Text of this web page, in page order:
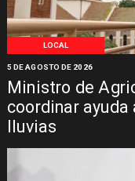
LOCAL
Ministro de
coordinar
lluvias
5 DE AGOSTO DE 2026